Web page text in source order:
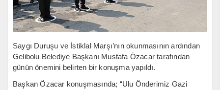
Saygı Duruşu ve İstiklal Marşı’nın okunmasının ardından
Gelibolu Belediye Başkanı Mustafa Özacar tarafından
günün önemini belirten bir konuşma yapıldı.
Başkan Özacar konuşmasında; “Ulu Önderimiz Gazi